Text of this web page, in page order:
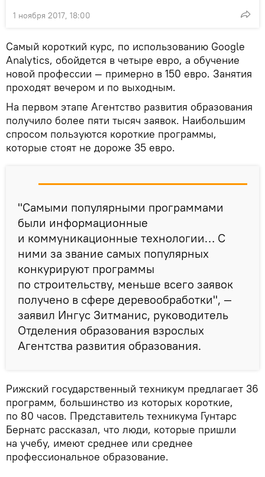
1 ноября 2017, 18:00
Самый короткий курс, по использованию Google
Analytics, обойдется в четыре евро, а обучение
новой профессии — примерно в 150 евро. Занятия
проходят вечером и по выходным.
На первом этапе Агентство развития образования
получило более пяти тысяч заявок. Наибольшим
спросом пользуются короткие программы,
которые стоят не дороже 35 евро.
"Самыми популярными программами
были информационные
и коммуникационные технологии… С
ними за звание самых популярных
конкурируют программы
по строительству, меньше всего заявок
получено в сфере деревообработки", —
заявил Ингус Зитманис, руководитель
Отделения образования взрослых
Агентства развития образования.
Рижский государственный техникум предлагает 36
программ, большинство из которых короткие,
по 80 часов. Представитель техникума Гунтарс
Бернатс рассказал, что люди, которые пришли
на учебу, имеют среднее или среднее
профессиональное образование.